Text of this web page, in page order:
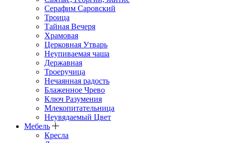
Серафим Саровский
Троица
Тайная Вечеря
Храмовая
Церковная Утварь
Неупиваемая чаша
Державная
Троеручица
Нечаянная радость
Блаженное Чрево
Ключ Разумения
Млекопитательница
Неувядаемый Цвет
Мебель
Кресла